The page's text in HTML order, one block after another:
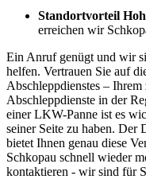
Standortvorteil
erreichen wir
Ein Anruf genügt und wir
helfen. Vertrauen Sie auf
Abschleppdienstes –
Abschleppdienste in der
einer LKW-Panne ist es
seiner Seite zu haben. Der
bietet Ihnen genau diese
Schkopau schnell wieder
kontaktieren - wir sind für